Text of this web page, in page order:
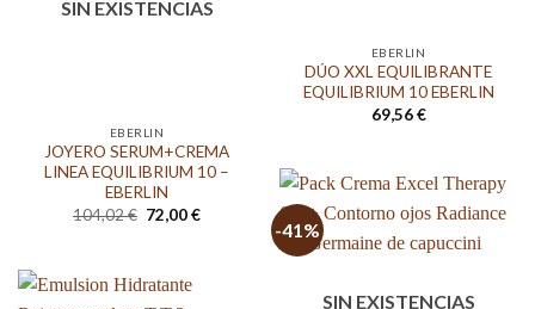
EBERLIN
DÚO XXL EQUILIBRANTE
EQUILIBRIUM 10 EBERLIN
69,56€
SIN EXISTENCIAS
EBERLIN
JOYERO SERUM+CREMA
LINEA EQUILIBRIUM 10 –
EBERLIN
104,02€ El
precio
104,02 €.
72,00€El
-41%
SIN EXISTENCIAS